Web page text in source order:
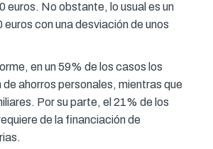
euros. No obstante, lo usual es un
con una desviación de unos
en un 59% de los casos los
ahorros personales, mientras que
Por su parte, el 21% de los
de la financiación de